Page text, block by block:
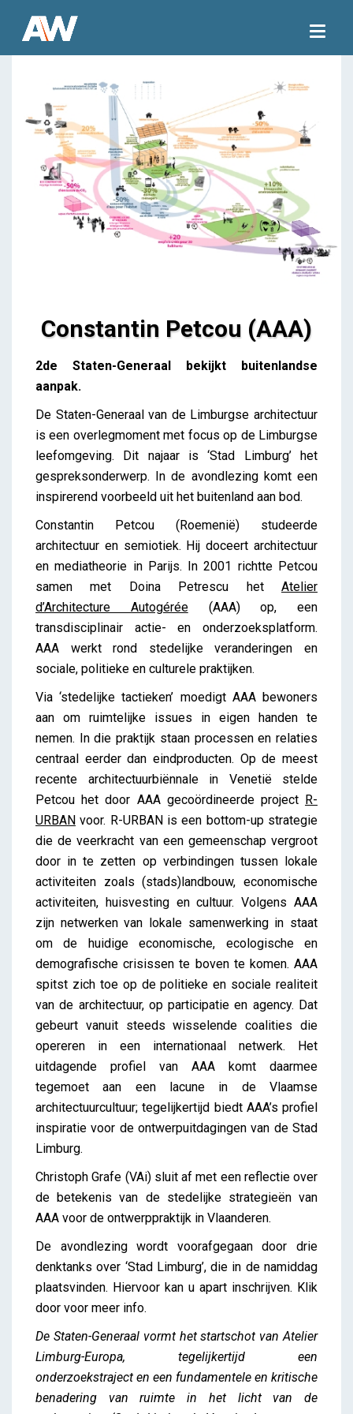
Constantin Petcou (AAA)
Constantin Petcou (AAA)
2de Staten-Generaal bekijkt buitenlandse
aanpak.
De Staten-Generaal van de Limburgse architectuur
is een overlegmoment met focus op de Limburgse
leefomgeving. Dit najaar is ‘Stad Limburg’ het
gespreksonderwerp. In de avondlezing komt een
inspirerend voorbeeld uit het buitenland aan bod.
Constantin Petcou (Roemenië) studeerde
architectuur en semiotiek. Hij doceert architectuur
en mediatheorie in Parijs. In 2001 richtte Petcou
samen met Doina Petrescu het Atelier
d’Architecture Autogérée(AAA) op, een
transdisciplinair actie- en onderzoeksplatform.
AAA werkt rond stedelijke veranderingen en
sociale, politieke en culturele praktijken.
Via ‘stedelijke tactieken’ moedigt AAA bewoners
aan om ruimtelijke issues in eigen handen te
nemen. In die praktijk staan processen en relaties
centraal eerder dan eindproducten. Op de meest
recente architectuurbiënnale in Venetië stelde
Petcou het door AAA gecoördineerde project R-
URBAN voor. R-URBAN is een bottom-up strategie
die de veerkracht van een gemeenschap vergroot
door in te zetten op verbindingen tussen lokale
activiteiten zoals (stads)landbouw, economische
activiteiten, huisvesting en cultuur. Volgens AAA
zijn netwerken van lokale samenwerking in staat
om de huidige economische, ecologische en
demografische crisissen te boven te komen. AAA
spitst zich toe op de politieke en sociale realiteit
van de architectuur, op participatie en agency. Dat
gebeurt vanuit steeds wisselende coalities die
opereren in een internationaal netwerk. Het
uitdagende profiel van AAA komt daarmee
tegemoet aan een lacune in de Vlaamse
architectuurcultuur; tegelijkertijd biedt AAA’s profiel
inspiratie voor de ontwerpuitdagingen van de Stad
Limburg.
Christoph Grafe (VAi) sluit af met een reflectie over
de betekenis van de stedelijke strategieën van
AAA voor de ontwerppraktijk in Vlaanderen.
De avondlezing wordt voorafgegaan door drie
denktanks over ‘Stad Limburg’, die in de namiddag
plaatsvinden. Hiervoor kan u apart inschrijven. Klik
door voor meer info.
De Staten-Generaal vormt het startschot van Atelier
Limburg-Europa, tegelijkertijd een
onderzoekstraject en een fundamentele en kritische
benadering van ruimte in het licht van de